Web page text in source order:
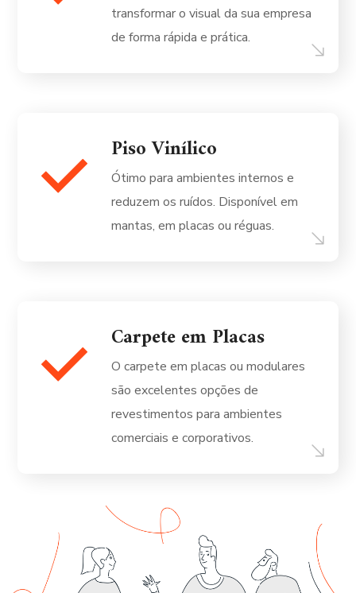
transformar o visual da sua empresa
de forma rápida e prática.
Piso Vinílico
Ótimo para ambientes internos e
reduzem os ruídos. Disponível em
mantas, em placas ou réguas.
Carpete em Placas
O carpete em placas ou modulares
são excelentes opções de
revestimentos para ambientes
comerciais e corporativos.